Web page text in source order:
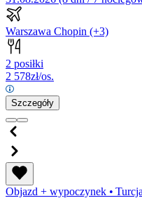
Warszawa Chopin (+3)
2 posiłki
2 578zł/os.
Szczegóły
Objazd + wypoczynek •